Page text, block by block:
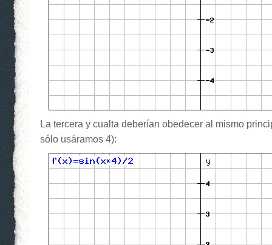
La tercera y cualta deberían obedecer al mismo
sólo usáramos 4):